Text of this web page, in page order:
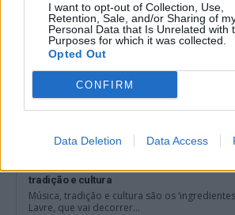
I want to opt-out of Collection, Use,
Retention, Sale, and/or Sharing of
Personal Data that Is Unrelated with
Purposes for which it was collected.
Opted Out
CONFIRM
Data Deletion Data Access
Montemor-o-Novo: Festival de Lavre com
tradição e cultura
Música, tradição e cultura são os
Lavre, que vai decorrer...